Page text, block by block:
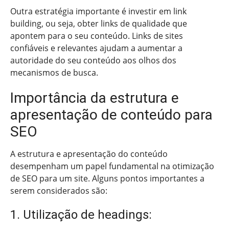
Outra estratégia importante é investir em link
building, ou seja, obter links de qualidade que
apontem para o seu conteúdo. Links de sites
confiáveis e relevantes ajudam a aumentar a
autoridade do seu conteúdo aos olhos dos
mecanismos de busca.
Importância da estrutura e
apresentação de conteúdo para
SEO
A estrutura e apresentação do conteúdo
desempenham um papel fundamental na otimização
de SEO para um site. Alguns pontos importantes a
serem considerados são:
1. Utilização de headings: